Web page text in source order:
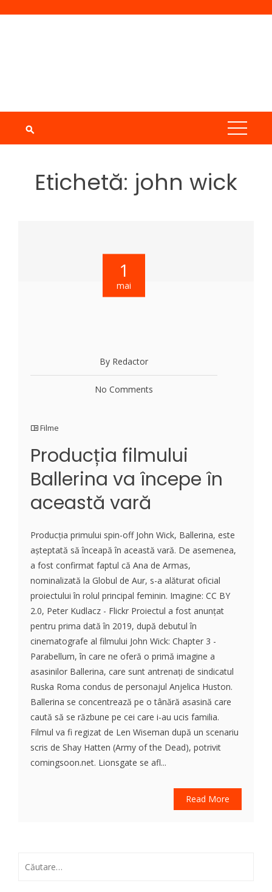
Etichetă: john wick
1
mai
By Redactor
No Comments
Filme
Producția filmului
Ballerina va începe în
această vară
Producția primului spin-off John Wick, Ballerina, este
așteptată să înceapă în această vară. De asemenea,
a fost confirmat faptul că Ana de Armas,
nominalizată la Globul de Aur, s-a alăturat oficial
proiectului în rolul principal feminin. Imagine: CC BY
2.0, Peter Kudlacz - Flickr Proiectul a fost anunțat
pentru prima dată în 2019, după debutul în
cinematografe al filmului John Wick: Chapter 3 -
Parabellum, în care ne oferă o primă imagine a
asasinilor Ballerina, care sunt antrenați de sindicatul
Ruska Roma condus de personajul Anjelica Huston.
Ballerina se concentrează pe o tânără asasină care
caută să se răzbune pe cei care i-au ucis familia.
Filmul va fi regizat de Len Wiseman după un scenariu
scris de Shay Hatten (Army of the Dead), potrivit
comingsoon.net. Lionsgate se afl...
Read More